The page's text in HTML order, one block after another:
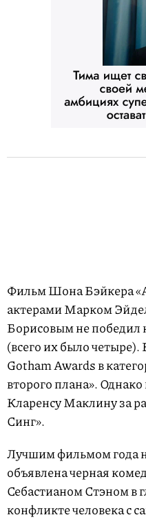
Фильм Шона Бэйкера
актерами Марком
Борисовым не
(всего их было
Gotham Awards в
второго плана». Однако
Кларенсу Маклину за
Синг».
Лучшим фильмом года
объявлена черная
Себастианом Стэном в
конфликте человека с